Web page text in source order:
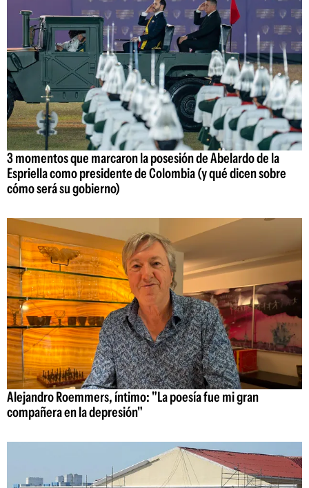
3 momentos que marcaron la posesión de Abelardo de la
Espriella como presidente de Colombia (y qué dicen sobre
cómo será su gobierno)
Alejandro Roemmers, íntimo: "La poesía fue mi gran
compañera en la depresión"